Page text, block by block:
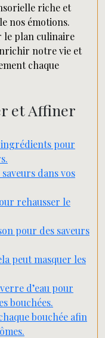
riche et
nos émotions.
le plan culinaire
notre vie et
chaque
et Affiner
pour
dans vos
rehausser le
pour des saveurs
peut masquer les
d’eau pour
bouchées.
bouchée afin